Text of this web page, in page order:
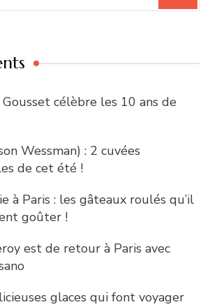
célèbre les 10 ans de
Wessman) : 2 cuvées
de cet été !
à Paris : les gâteaux roulés qu’il
goûter !
est de retour à Paris avec
glaces qui font voyager